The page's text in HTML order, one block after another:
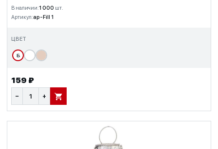
В наличии:1 000 шт.
Артикул:ap-Fill 1
ЦВЕТ
Б
159 ₽
− + В КОРЗИНУ